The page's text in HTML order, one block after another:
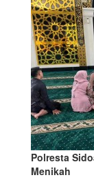
Polresta
Menikah